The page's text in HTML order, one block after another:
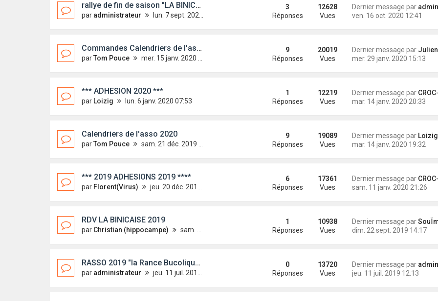
rallye de fin de saison "LA BINICAISE 2020"
par administrateur lun. 7 sept. 2020 18:23
Dernier message par
ven. 16 oct. 2020 12:41
3
Réponses
12628
Vues
Commandes Calendriers de l'asso 2020.
parTom Pouce mer. 15 janv. 2020 00:32
Dernier message par Julien
mer. 29 janv. 2020 15:13
9
Réponses
20019
Vues
*** ADHESION 2020 ***
par Loizig lun. 6 janv. 2020 07:53
Dernier message par CROC-
mar. 14 janv. 2020 20:33
1
Réponses
12219
Vues
Calendriers de l'asso 2020
parTom Pouce sam. 21 déc. 2019 21:41
Dernier message par Loizig
mar. 14 janv. 2020 19:32
9
Réponses
19089
Vues
*** 2019 ADHESIONS 2019 ****
par Florent(Virus) jeu. 20 déc. 2018 08:16
Dernier message par CROC-
sam. 11 janv. 2020 21:26
6
Réponses
17361
Vues
RDV LA BINICAISE 2019
par Christian (hippocampe) sam. 21 sept. 2019 10:25
Dernier message par
dim. 22 sept. 2019 14:17
1
Réponses
10938
Vues
RASSO 2019 "la Rance Bucolique" en photos
par administrateur jeu. 11 juil. 2019 12:13
Dernier message par
jeu. 11 juil. 2019 12:13
0
Réponses
13720
Vues